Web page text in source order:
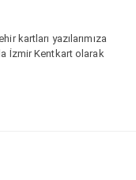
kartları yazılarımıza
İzmir Kentkart olarak